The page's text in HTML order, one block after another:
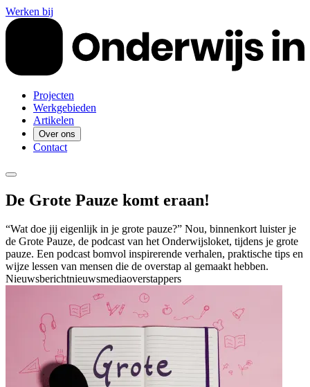
Werken bij
Projecten
Werkgebieden
Artikelen
Over ons
Contact
De Grote Pauze komt eraan!
“Wat doe jij eigenlijk in je grote pauze?” Nou, binnenkort luister je
de Grote Pauze, de podcast van het Onderwijsloket, tijdens je grote
pauze. Een podcast bomvol inspirerende verhalen, praktische tips en
wijze lessen van mensen die de overstap al gemaakt hebben.
Nieuwsberichtnieuwsmediaoverstappers